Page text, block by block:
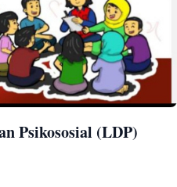
Psikososial (LDP)